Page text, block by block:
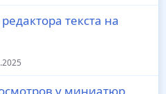
текста на
у миниатюр